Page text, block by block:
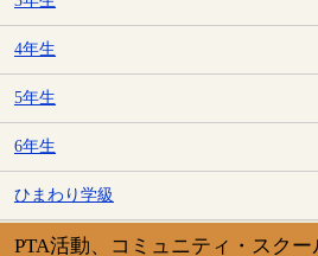
4年生
5年生
6年生
ひまわり学級
PTA活動、コミュニティ・スクー